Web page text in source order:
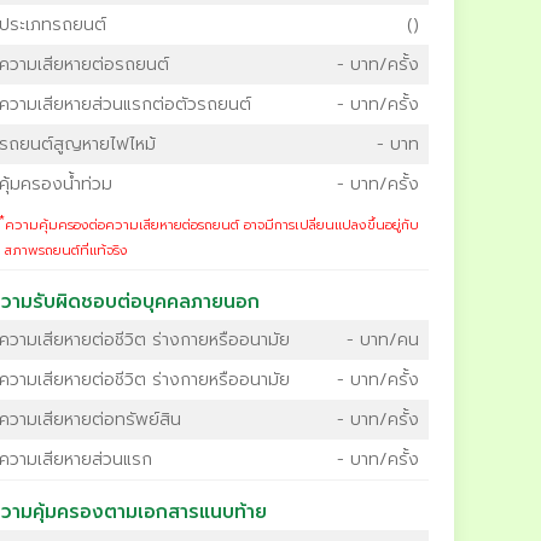
ระเภทรถยนต์
()
วามเสียหายต่อรถยนต์
- บาท/ครั้ง
วามเสียหายส่วนแรกต่อตัวรถยนต์
- บาท/ครั้ง
ถยนต์สูญหายไฟไหม้
- บาท
มครองน้ำท่วม
- บาท/ครั้ง
ความคุ้มครองต่อความเสียหายต่อรถยนต์ อาจมีการเปลี่ยนแปลงขึ้นอยู่กับ
สภาพรถยนต์ที่แท้จริง
ามรับผิดชอบต่อบุคคลภายนอก
วามเสียหายต่อชีวิต ร่างกายหรืออนามัย
- บาท/คน
วามเสียหายต่อชีวิต ร่างกายหรืออนามัย
- บาท/ครั้ง
วามเสียหายต่อทรัพย์สิน
- บาท/ครั้ง
วามเสียหายส่วนแรก
- บาท/ครั้ง
ามคุ้มครองตามเอกสารแนบท้าย